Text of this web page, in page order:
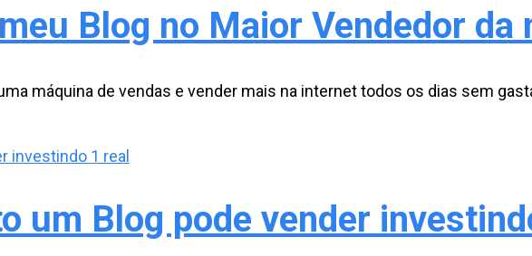
Blog no Maior Vendedor da
máquina de vendas e vender mais na internet todos os dias sem
um Blog pode vender